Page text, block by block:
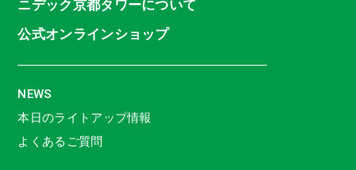
ニデック京都タワーについて
公式オンラインショップ
NEWS
本日のライトアップ情報
よくあるご質問